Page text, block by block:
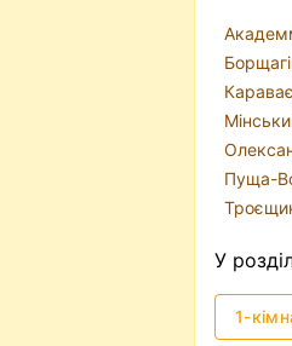
Пуща-
У
1-